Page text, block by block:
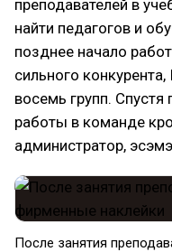
преподавателей в
найти педагогов и
позднее начало
сильного
восемь групп.
работы в команде
администратор,
После занятия